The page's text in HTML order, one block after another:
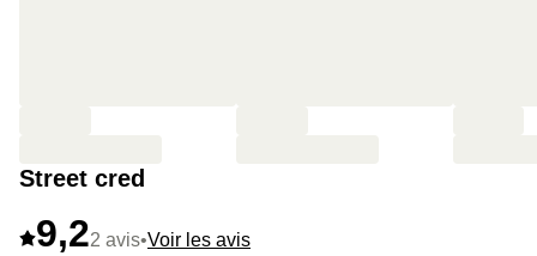
Street cred
9,22 avis•Voir les avis